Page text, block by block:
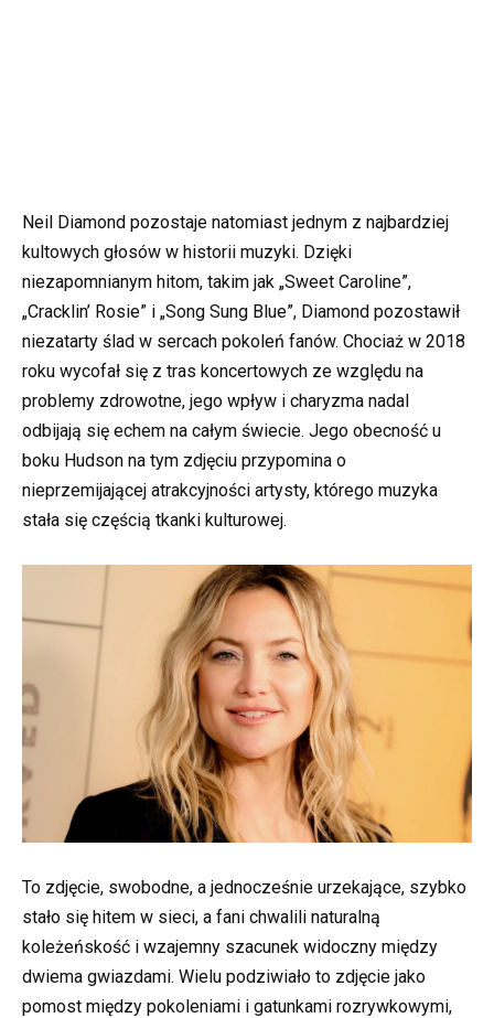
Neil Diamond pozostaje natomiast jednym z najbardziej
kultowych głosów w historii muzyki. Dzięki
niezapomnianym hitom, takim jak „Sweet Caroline”,
„Cracklin’ Rosie” i „Song Sung Blue”, Diamond pozostawił
niezatarty ślad w sercach pokoleń fanów. Chociaż w 2018
roku wycofał się z tras koncertowych ze względu na
problemy zdrowotne, jego wpływ i charyzma nadal
odbijają się echem na całym świecie. Jego obecność u
boku Hudson na tym zdjęciu przypomina o
nieprzemijającej atrakcyjności artysty, którego muzyka
stała się częścią tkanki kulturowej.
To zdjęcie, swobodne, a jednocześnie urzekające, szybko
stało się hitem w sieci, a fani chwalili naturalną
koleżeńskość i wzajemny szacunek widoczny między
dwiema gwiazdami. Wielu podziwiało to zdjęcie jako
pomost między pokoleniami i gatunkami rozrywkowymi,